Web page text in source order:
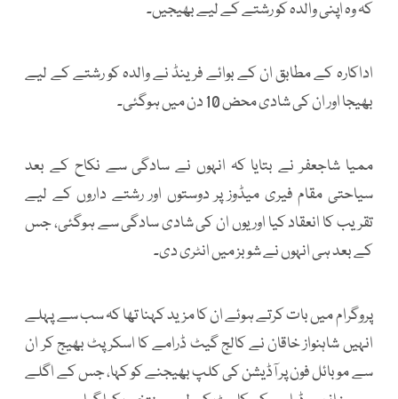
کہ وہ اپنی والدہ کو رشتے کے لیے بھیجیں۔
اداکارہ کے مطابق ان کے بوائے فرینڈ نے والدہ کو رشتے کے لیے
بھیجا اور ان کی شادی محض 10 دن میں ہوگئی۔
ممیا شاجعفر نے بتایا کہ انہوں نے سادگی سے نکاح کے بعد
سیاحتی مقام فیری میڈوز پر دوستوں اور رشتے داروں کے لیے
تقریب کا انعقاد کیا اور یوں ان کی شادی سادگی سے ہوگئی، جس
کے بعد ہی انہوں نے شوبز میں انٹری دی۔
پروگرام میں بات کرتے ہوئے ان کا مزید کہنا تھا کہ سب سے پہلے
انہیں شاہنواز خاقان نے کالج گیٹ ڈرامے کا اسکرپٹ بھیج کر ان
سے موبائل فون پر آڈیشن کی کلپ بھیجنے کو کہا، جس کے اگلے